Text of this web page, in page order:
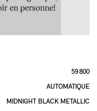
59 800
AUTOMATIQUE
MIDNIGHT BLACK METALLIC